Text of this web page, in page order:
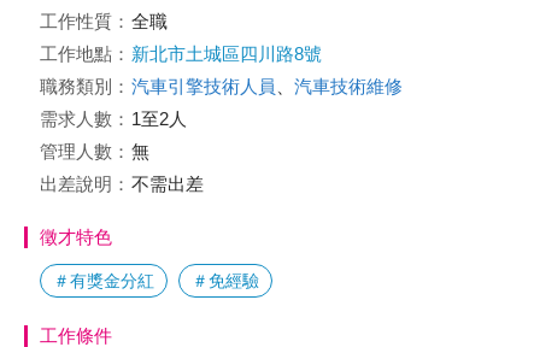
工作性質： 全職
工作地點： 新北市土城區四川路8號
職務類別： 汽車引擎技術人員
汽車技術維修
需求人數： 1至2人
管理人數： 無
出差說明： 不需出差
徵才特色
＃有獎金分紅 ＃免經驗
工作條件